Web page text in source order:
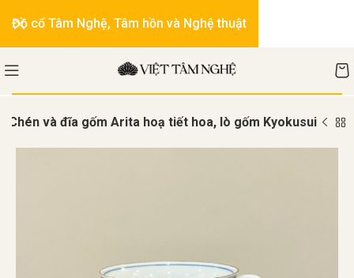
Chén và đĩa gốm Arita hoạ tiết hoa, lò gốm Kyokusui
Đồ cổ Tâm Nghệ, Tâm hồn và Nghệ thuật